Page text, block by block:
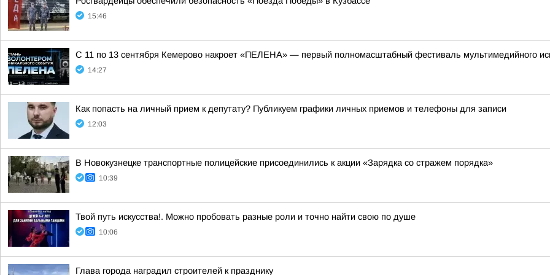
15:46
С 11 по 13 сентября Кемерово накроет «ПЕЛЕНА» — первый полномасштабный фестиваль мультимедийного
14:27
Как попасть на личный прием к депутату? Публикуем графики личных приемов и телефоны для записи
12:03
В Новокузнецке транспортные полицейские присоединились к акции «Зарядка со стражем порядка»
10:39
Твой путь искусства!. Можно пробовать разные роли и точно найти свою по душе
10:06
Глава города наградил строителей к празднику